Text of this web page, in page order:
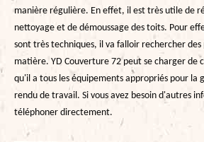
manière régulière. En effet, il est très utile de
nettoyage et de démoussage des toits. Pour
sont très techniques, il va falloir rechercher des
matière. YD Couverture 72 peut se charger de
qu'il a tous les équipements appropriés pour la
rendu de travail. Si vous avez besoin d'autres
téléphoner directement.